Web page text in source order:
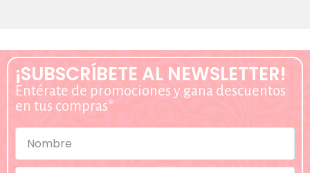
¡SUBSCRÍBETE AL NEWSLETTER!
Entérate de promociones y gana descuentos
en tus compras*